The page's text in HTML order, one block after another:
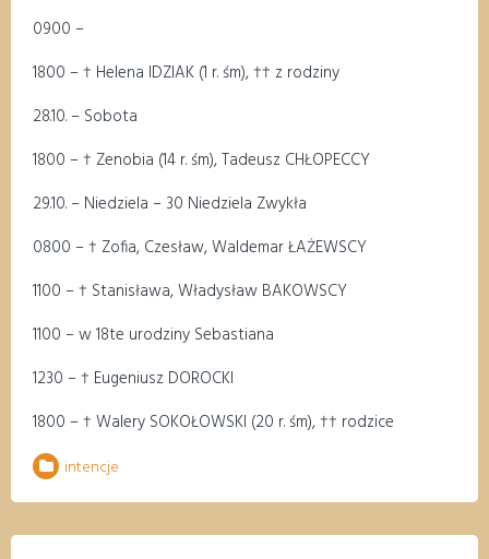
0900 –
1800 –† Helena IDZIAK (1 r. śm),†† z rodziny
28.10. – Sobota
1800 –† Zenobia (14 r. śm), Tadeusz CHŁOPECCY
29.10. – Niedziela – 30 Niedziela Zwykła
0800 –† Zofia, Czesław, Waldemar ŁAŻEWSCY
1100 –† Stanisława, Władysław BAKOWSCY
1100 –w 18te urodziny Sebastiana
1230 –† Eugeniusz DOROCKI
1800 – † Walery SOKOŁOWSKI (20 r. śm),†† rodzice
intencje